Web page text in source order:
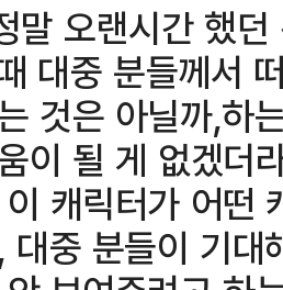
말 오랜시간 했
대중 분들께서
것은 아닐까,하
이 될 게 없겠더
캐릭터가 어떤
대중 분들이 기